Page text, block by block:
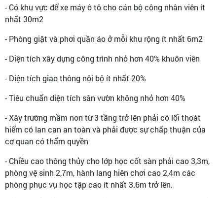
- Có khu vực để xe máy ô tô cho cán bộ công nhân viên ít
nhất 30m2
- Phòng giặt và phơi quần áo ở mỗi khu rộng ít nhất 6m2
- Diện tích xây dựng công trình nhỏ hơn 40% khuôn viên
- Diện tích giao thông nội bộ ít nhất 20%
- Tiêu chuẩn diện tích sân vườn không nhỏ hơn 40%
- Xây trường mầm non từ 3 tầng trở lên phải có lối thoát
hiểm có lan can an toàn và phải được sự chấp thuận của
cơ quan có thẩm quyền
- Chiều cao thông thủy cho lớp học cốt sàn phải cao 3,3m,
phòng vệ sinh 2,7m, hành lang hiên chơi cao 2,4m các
phòng phục vụ học tập cao ít nhất 3.6m trở lên.